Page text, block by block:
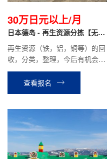
30万日元以上/月
日本德岛 - 再生资源分拣【无日
再生资源（铁，铝，铜等）的回
收，分类，整理，今后有机会做
营业。
查看报名